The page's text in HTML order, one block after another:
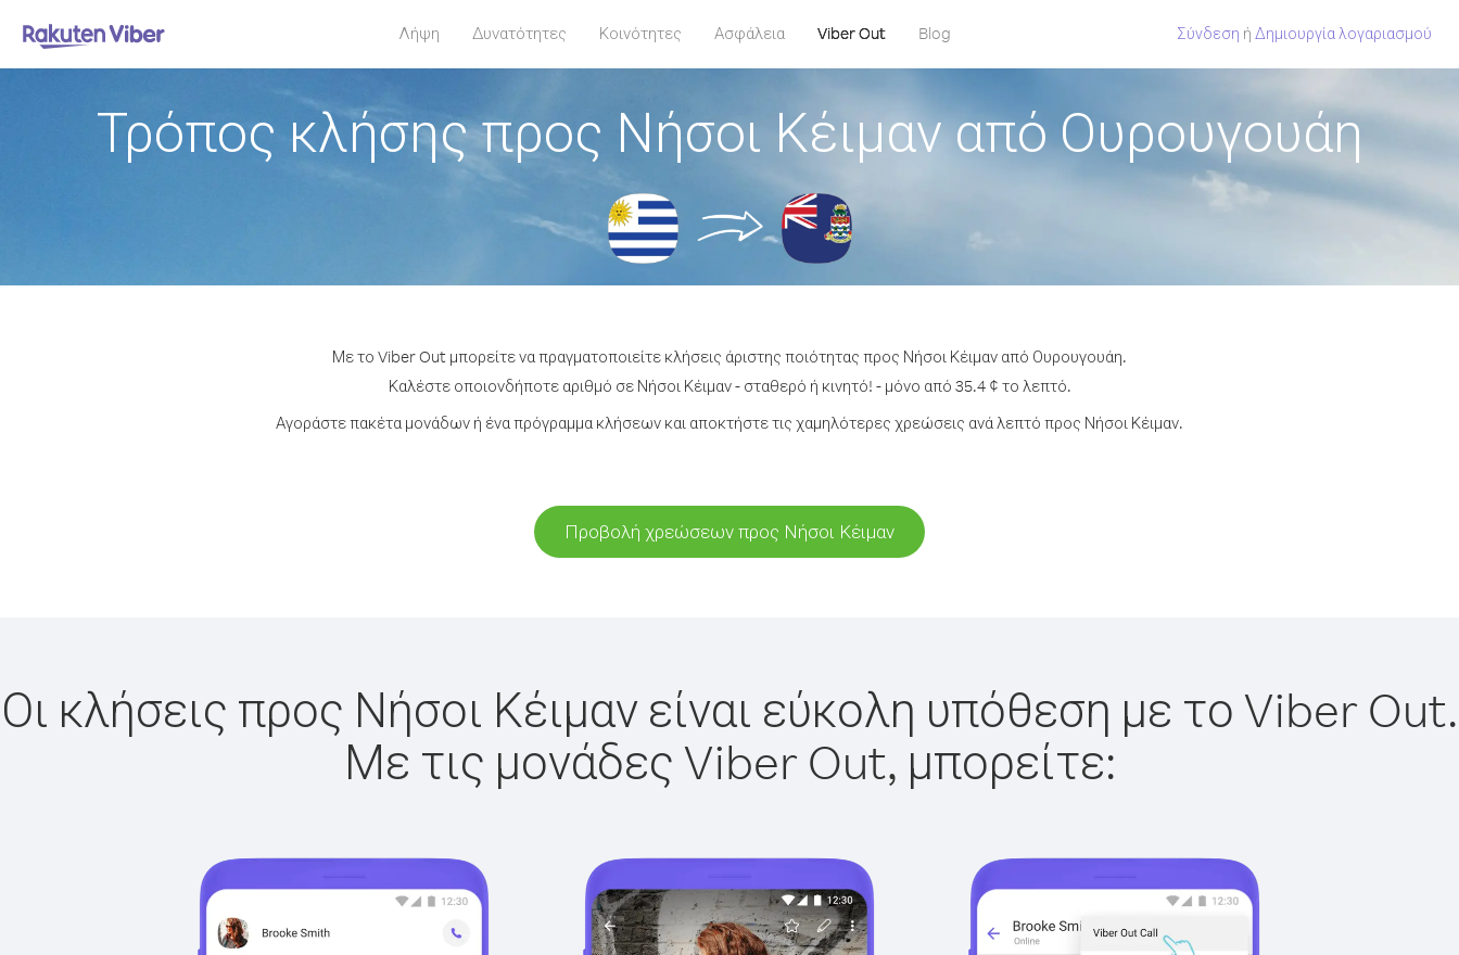
Λήψη Δυνατότητες Κοινότητες Ασφάλεια Viber Out Blog Σύνδεση ή Δημιουργία λογαριασμού
Τρόπος κλήσης προς Νήσοι Κέιμαν από Ουρουγουάη
Με το Viber Out μπορείτε να πραγματοποιείτε κλήσεις άριστης ποιότητας προς Νήσοι Κέιμαν από Ουρουγουάη.
Καλέστε οποιονδήποτε αριθμό σε Νήσοι Κέιμαν - σταθερό ή κινητό! - μόνο από 35.4 ¢ το λεπτό.
Αγοράστε πακέτα μονάδων ή ένα πρόγραμμα κλήσεων και αποκτήστε τις χαμηλότερες χρεώσεις ανά λεπτό προς Νήσοι Κέιμαν.
Προβολή χρεώσεων προς Νήσοι Κέιμαν
Οι κλήσεις προς Νήσοι Κέιμαν είναι εύκολη υπόθεση με το Viber Out.
Με τις μονάδες Viber Out, μπορείτε: